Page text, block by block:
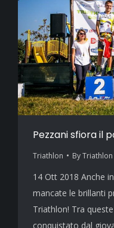
Pezzani sfiora il
Triathlon ByTriathlon
14 Ott 2018 Anche
mancate le brillanti
Triathlon! Tra
conquistato dal